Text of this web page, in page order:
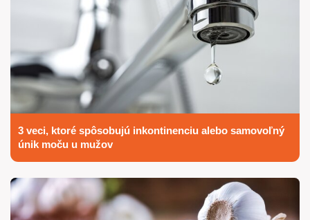
3 veci, ktoré spôsobujú inkontinenciu alebo samovoľný
únik moču u mužov